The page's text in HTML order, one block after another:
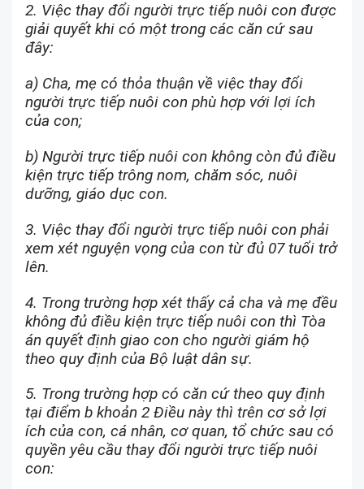
2. Việc thay đổi người trực tiếp nuôi con được
giải quyết khi có một trong các căn cứ sau
đây:
a) Cha, mẹ có thỏa thuận về việc thay đổi
người trực tiếp nuôi con phù hợp với lợi ích
của con;
b) Người trực tiếp nuôi con không còn đủ điều
kiện trực tiếp trông nom, chăm sóc, nuôi
dưỡng, giáo dục con.
3. Việc thay đổi người trực tiếp nuôi con phải
xem xét nguyện vọng của con từ đủ 07 tuổi trở
lên.
4. Trong trường hợp xét thấy cả cha và mẹ đều
không đủ điều kiện trực tiếp nuôi con thì Tòa
án quyết định giao con cho người giám hộ
theo quy định của Bộ luật dân sự.
5. Trong trường hợp có căn cứ theo quy định
tại điểm b khoản 2 Điều này thì trên cơ sở lợi
ích của con, cá nhân, cơ quan, tổ chức sau có
quyền yêu cầu thay đổi người trực tiếp nuôi
con: